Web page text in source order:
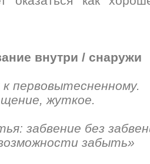
внутри / снаружи
первовытесненному.
жуткое.
забвение без
забыть»